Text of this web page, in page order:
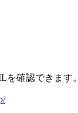
確認できます。